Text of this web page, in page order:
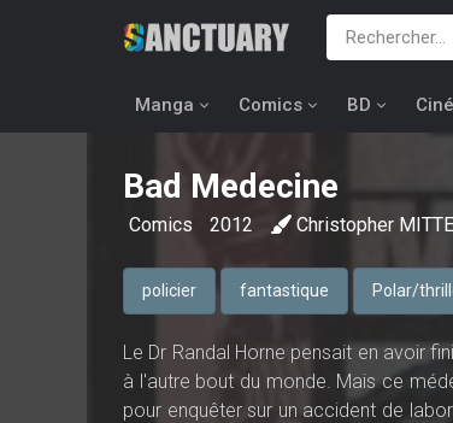
Manga Comics BD
Bad Medecine
Comics 2012 Christopher
policier fantastique Polar/
Le Dr Randal Horne pensait en avoir
à l'autre bout du monde. Mais ce
pour enquêter sur un accident de